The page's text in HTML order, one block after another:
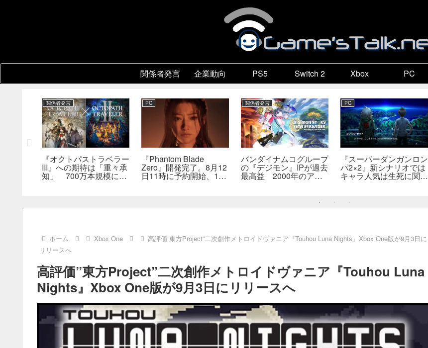
関係者発言 企業動向 PS5 Switch 2 Xbox PC
関係者発言
『オクトパストラベラー
III』への期待は「重々承
知」 700万本規模に成
PC
『Phantom Blade
Zero』開発完了。8月12
日11時に予約開始、11
関係者発言
バンダイナムコグループ
の『デジモン』IPが過去
最高益 2000年のアニ
PC
『スーパーダンガンロン
パ2×2』新シナリオでは
キャラ人気は生死に関係
らないで」
ホーム Xbox One
高評価”東方Project”二次創作メトロイドヴァニア『Touhou Luna Nights』Xbox One版が9月3日に
リリースへ
高評価”東方Project”二次創作メトロイドヴァニア『Touhou Luna
Nights』Xbox One版が9月3日にリリースへ